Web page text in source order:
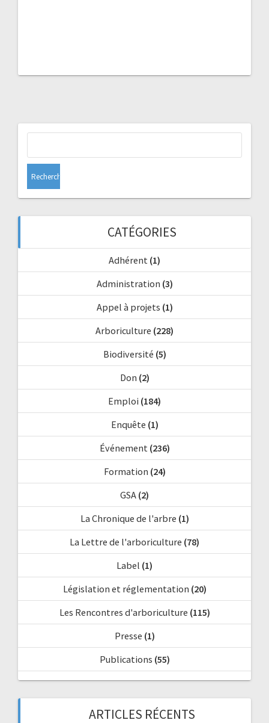
CATÉGORIES
Adhérent (1)
Administration (3)
Appel à projets (1)
Arboriculture (228)
Biodiversité (5)
Don (2)
Emploi (184)
Enquête (1)
Événement(236)
Formation (24)
GSA (2)
La Chronique de l'arbre (1)
La Lettre de l'arboriculture (78)
Label (1)
Législation et réglementation (20)
Les Rencontres d'arboriculture (115)
Presse (1)
Publications (55)
ARTICLES RÉCENTS